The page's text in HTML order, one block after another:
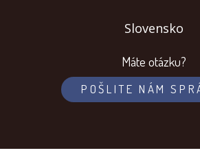
Slovensko
Máte otázku?
POŠLITE NÁM